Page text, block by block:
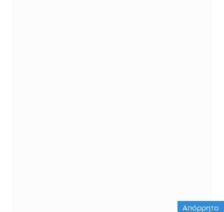
Απόρρητο